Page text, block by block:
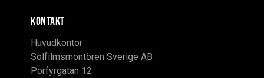
KONTAKT
Huvudkontor
Solfilmsmontören Sverige AB
Porfyrgatan 12